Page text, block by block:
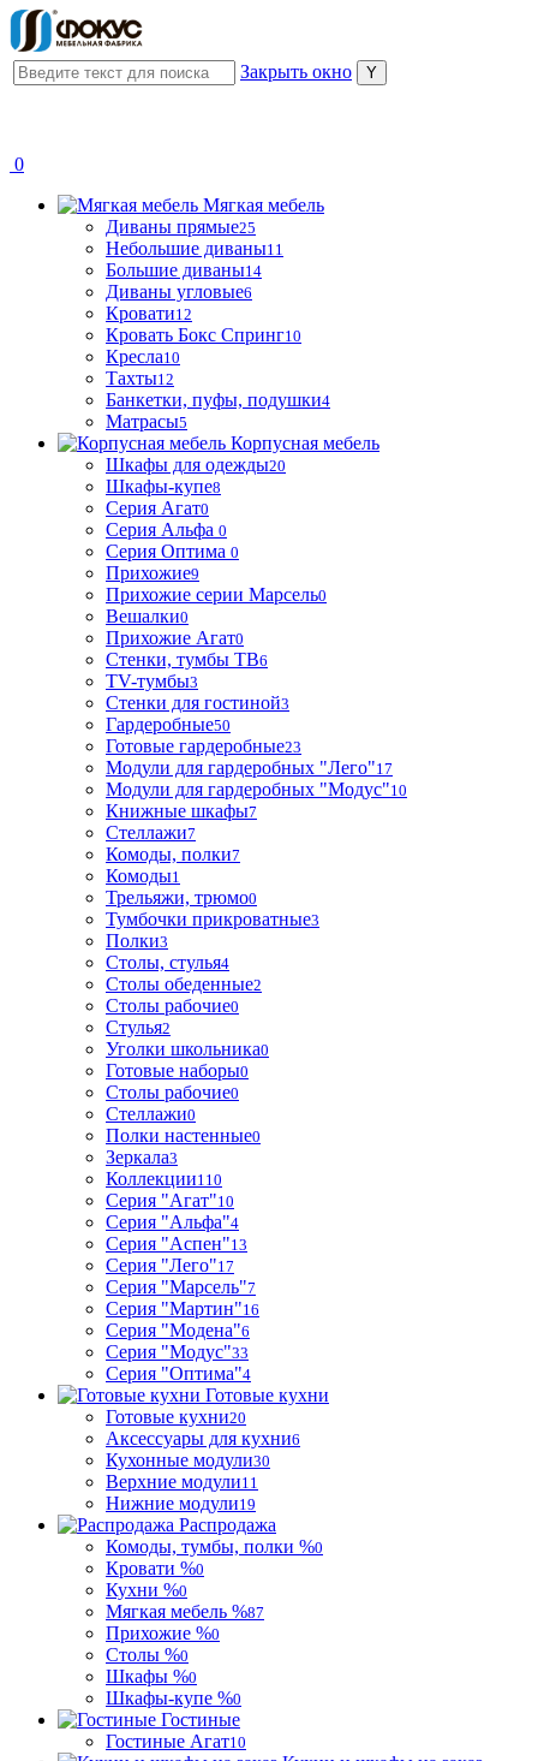
Закрыть окно
0
Мягкая мебель
Диваны прямые25
Небольшие диваны11
Большие диваны14
Диваны угловые6
Кровати12
Кровать Бокс Спринг10
Кресла10
Тахты12
Банкетки, пуфы, подушки4
Матрасы5
Корпусная мебель
Шкафы для одежды20
Шкафы-купе8
Серия Агат0
Серия Альфа 0
Серия Оптима 0
Прихожие9
Прихожие серии Марсель0
Вешалки0
Прихожие Агат0
Стенки, тумбы ТВ6
TV-тумбы3
Стенки для гостиной3
Гардеробные50
Готовые гардеробные23
Модули для гардеробных "Лего"17
Модули для гардеробных "Модус"10
Книжные шкафы7
Стеллажи7
Комоды, полки7
Комоды1
Трельяжи, трюмо0
Тумбочки прикроватные3
Полки3
Столы, стулья4
Столы обеденные2
Столы рабочие0
Стулья2
Уголки школьника0
Готовые наборы0
Столы рабочие0
Стеллажи0
Полки настенные0
Зеркала3
Коллекции110
Серия "Агат"10
Серия "Альфа"4
Серия "Аспен"13
Серия "Лего"17
Серия "Марсель"7
Серия "Мартин"16
Серия "Модена"6
Серия "Модус"33
Серия "Оптима"4
Готовые кухни
Готовые кухни20
Аксессуары для кухни6
Кухонные модули30
Верхние модули11
Нижние модули19
Распродажа
Комоды, тумбы, полки %0
Кровати %0
Кухни %0
Мягкая мебель %87
Прихожие %0
Столы %0
Шкафы %0
Шкафы-купе %0
Гостиные
Гостиные Агат10